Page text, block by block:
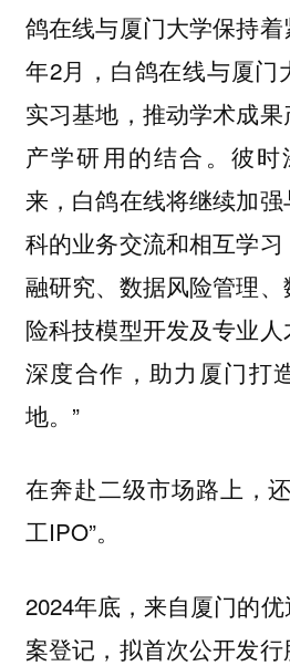
鸽在线与厦门大学保持
年2月，白鸽在线与厦门
实习基地，推动学术成
产学研用的结合。彼时
来，白鸽在线将继续加
科的业务交流和相互学
融研究、数据风险管理
险科技模型开发及专业
深度合作，助力厦门打
地。”
在奔赴二级市场路上，
工IPO”。
2024年底，来自厦门的
案登记，拟首次公开发